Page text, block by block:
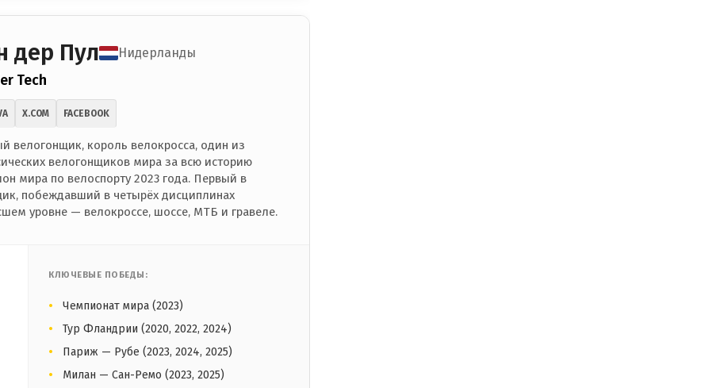
дер Пул Нидерланды
Tech
X.COM FACEBOOK
велогонщик, король велокросса, один из
велогонщиков мира за всю историю
мира по велоспорту 2023 года. Первый в
побеждавший в четырёх дисциплинах
уровне — велокроссе, шоссе, МТБ и гравеле.
КЛЮЧЕВЫЕ ПОБЕДЫ:
Чемпионат мира (2023)
Тур Фландрии (2020, 2022, 2024)
Париж — Рубе (2023, 2024, 2025)
Милан — Сан-Ремо (2023, 2025)